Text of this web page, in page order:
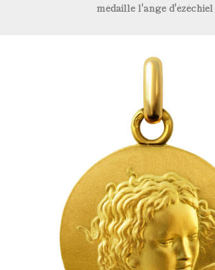
médaille l'ange d'ézéchiel